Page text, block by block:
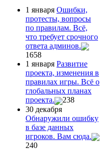
1 января Ошибки,
протесты, вопросы
по правилам. Всё,
что требует срочного
ответа админов.
1658
1 января Развитие
проекта, изменения в
правилах игры. Всё о
глобальных планах
проекта.
238
30 декабря
Обнаружили ошибку
в базе данных
игроков. Вам сюда.
240